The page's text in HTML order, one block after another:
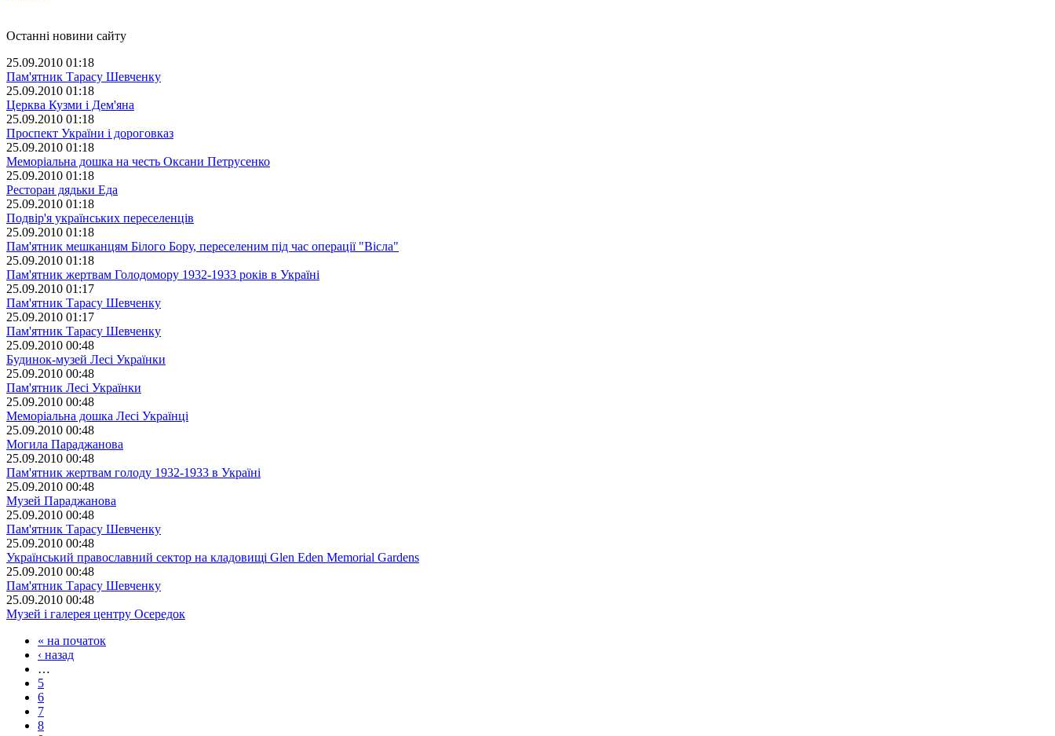
Останні новини сайту
25.09.2010 01:18
Пам'ятник Тарасу Шевченку
25.09.2010 01:18
Церква Кузми і Дем'яна
25.09.2010 01:18
Проспект України і дороговказ
25.09.2010 01:18
Меморіальна дошка на честь Оксани Петрусенко
25.09.2010 01:18
Ресторан дядьки Еда
25.09.2010 01:18
Подвір'я українських переселенців
25.09.2010 01:18
Пам'ятник мешканцям Білого Бору, переселеним під час операції "Вісла"
25.09.2010 01:18
Пам'ятник жертвам Голодомору 1932-1933 років в Україні
25.09.2010 01:17
Пам'ятник Тарасу Шевченку
25.09.2010 01:17
Пам'ятник Тарасу Шевченку
25.09.2010 00:48
Будинок-музей Лесі Українки
25.09.2010 00:48
Пам'ятник Лесі Українки
25.09.2010 00:48
Меморіальна дошка Лесі Українці
25.09.2010 00:48
Могила Параджанова
25.09.2010 00:48
Пам'ятник жертвам голоду 1932-1933 в Україні
25.09.2010 00:48
Музей Параджанова
25.09.2010 00:48
Пам'ятник Тарасу Шевченку
25.09.2010 00:48
Український православний сектор на кладовищі Glen Eden Memorial Gardens
25.09.2010 00:48
Пам'ятник Тарасу Шевченку
25.09.2010 00:48
Музей і галерея центру Осередок
« на початок
‹ назад
…
5
6
7
8